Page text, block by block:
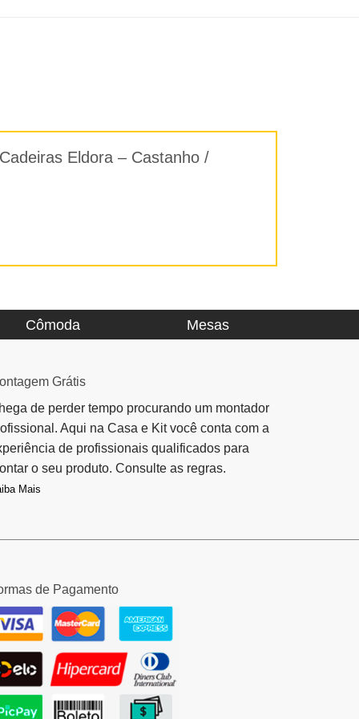
Eldora – Castanho /
Cômoda Mesas
Grátis
de perder tempo procurando um montador
Aqui na Casa e Kit você conta com a
de profissionais qualificados para
o seu produto. Consulte as regras.
Mais
de Pagamento